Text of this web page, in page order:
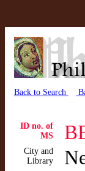
Back to Search
ID no. of
MS
City and
Library